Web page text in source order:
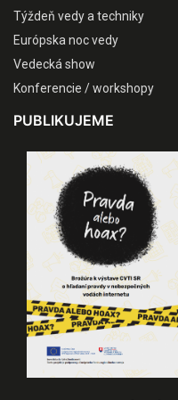
Týždeň vedy a techniky
Európska noc vedy
Vedecká show
Konferencie / workshopy
PUBLIKUJEME